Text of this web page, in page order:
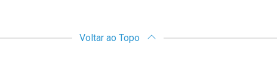
Voltar ao Topo